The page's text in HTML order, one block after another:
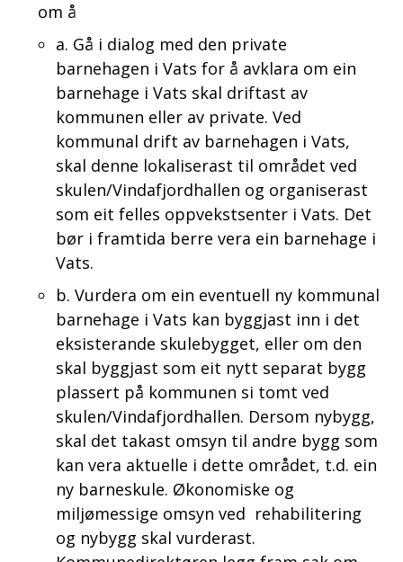
om å
a. Gå i dialog med den private
barnehagen i Vats for å avklara om ein
barnehage i Vats skal driftast av
kommunen eller av private. Ved
kommunal drift av barnehagen i Vats,
skal denne lokaliserast til området ved
skulen/Vindafjordhallen og organiserast
som eit felles oppvekstsenter i Vats. Det
bør i framtida berre vera ein barnehage i
Vats.
b. Vurdera om ein eventuell ny kommunal
barnehage i Vats kan byggjast inn i det
eksisterande skulebygget, eller om den
skal byggjast som eit nytt separat bygg
plassert på kommunen si tomt ved
skulen/Vindafjordhallen. Dersom nybygg,
skal det takast omsyn til andre bygg som
kan vera aktuelle i dette området, t.d. ein
ny barneskule. Økonomiske og
miljømessige omsyn ved rehabilitering
og nybygg skal vurderast.